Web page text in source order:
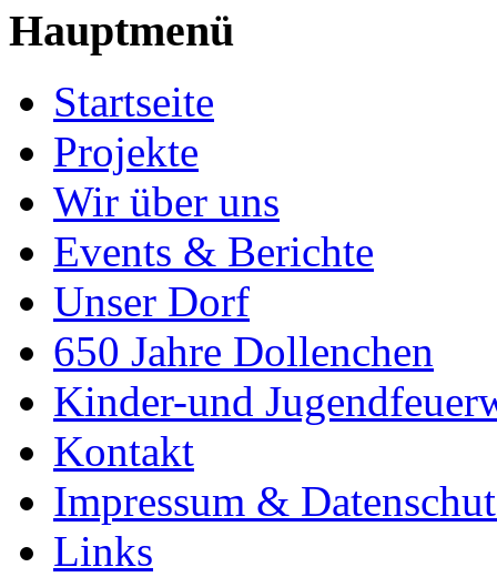
Hauptmenü
Startseite
Projekte
Wir über uns
Events & Berichte
Unser Dorf
650 Jahre Dollenchen
Kinder-und
Kontakt
Impressum &
Links